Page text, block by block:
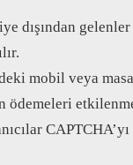
dışından
mobil veya
ödemeleri